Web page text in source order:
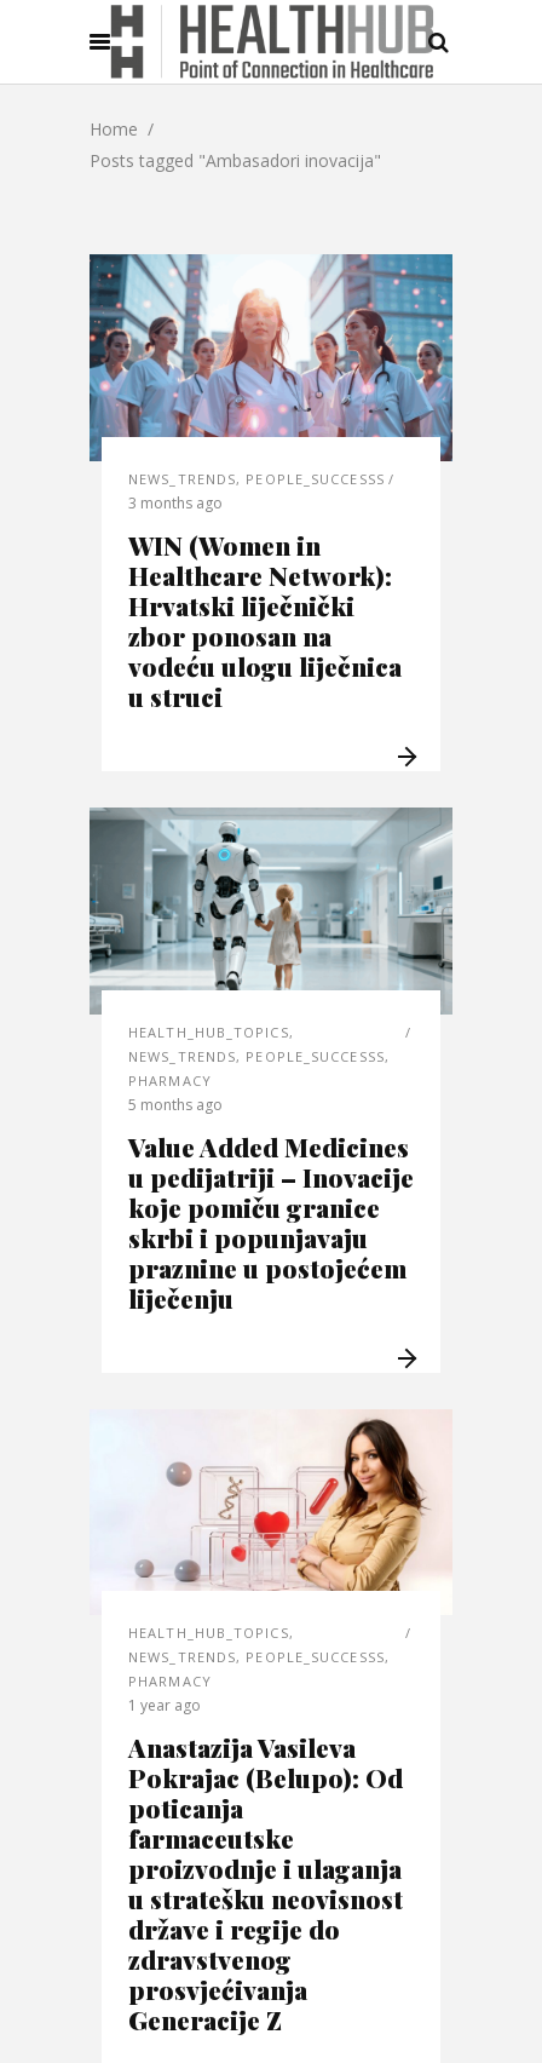
Home /
Posts tagged "Ambasadori inovacija"
NEWS_TRENDS, PEOPLE_SUCCESSS
3 months ago
WIN (Women in
Healthcare Network):
Hrvatski liječnički
zbor ponosan na
vodeću ulogu liječnica
u struci
HEALTH_HUB_TOPICS,
NEWS_TRENDS, PEOPLE_SUCCESSS,
PHARMACY
5 months ago
Value Added Medicines
u pedijatriji – Inovacije
koje pomiču granice
skrbi i popunjavaju
praznine u postojećem
liječenju
HEALTH_HUB_TOPICS,
NEWS_TRENDS, PEOPLE_SUCCESSS,
PHARMACY
1 year ago
Anastazija Vasileva
Pokrajac (Belupo): Od
poticanja
farmaceutske
proizvodnje i ulaganja
u stratešku neovisnost
države i regije do
zdravstvenog
prosvjećivanja
Generacije Z